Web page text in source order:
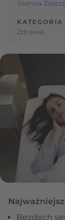
Joanna
KATEGORIA
Zdrowie
Bezdech